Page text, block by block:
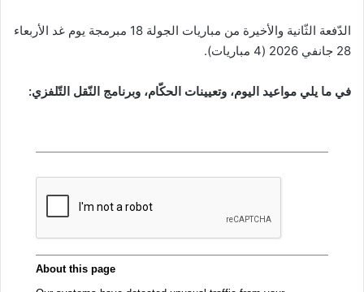
الدّفعة الثّانية والأخيرة من مباريات الجولة 18 مبرمجة يوم غد الأربعاء
28 جانفي 2026 (4 مباريات).
في ما يلي مواعيد اليوم، وتعيينات الحكّام، وبرنامج النّقل التّلفزي: